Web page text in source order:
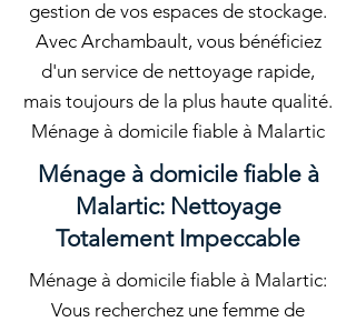
gestion de vos espaces de stockage.
Avec Archambault, vous bénéficiez
d'un service de nettoyage rapide,
mais toujours de la plus haute qualité.
Ménage à domicile fiable à Malartic
Ménage à domicile fiable à
Malartic: Nettoyage
Totalement Impeccable
Ménage à domicile fiable à Malartic:
Vous recherchez une femme de